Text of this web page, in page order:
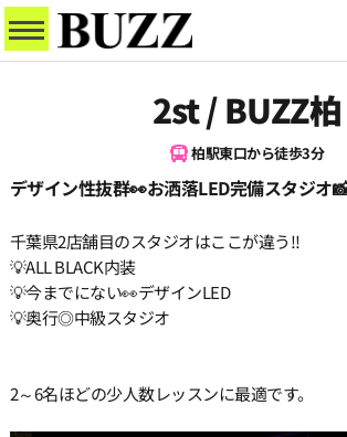
2st / BUZZ柏
柏駅東口から徒歩3分
デザイン性抜群👀お洒落LED完備スタジオ
千葉県2店舗目のスタジオはここが違う!!
💡ALL BLACK内装
💡今までにない👀デザインLED
💡奥行◎中級スタジオ
2～6名ほどの少人数レッスンに最適です。